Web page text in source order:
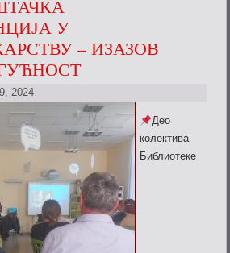
У
– ИЗАЗОВ
2024
Део
колектива
Библиотеке